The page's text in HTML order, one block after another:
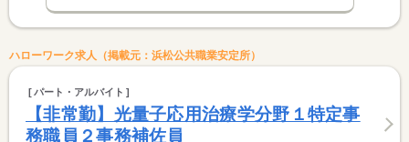
ハローワーク求人（掲載元：浜松公共職業安定所）
パート・アルバイト
【非常勤】光量子応用治療学分野１特定事
務職員２事務補佐員